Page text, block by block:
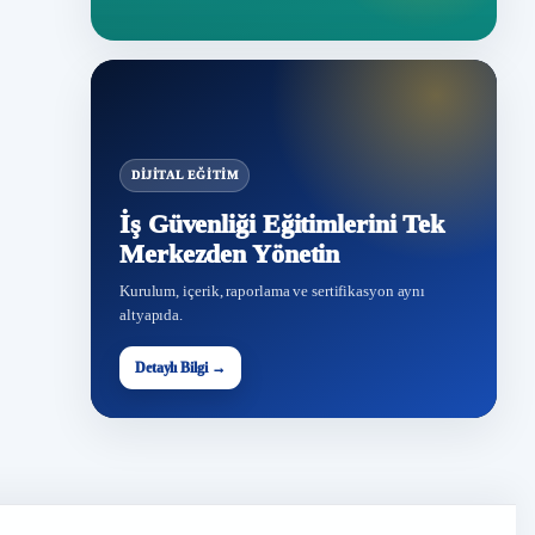
DIJITAL EĞITIM
İş Güvenliği Eğitimlerini Tek
Merkezden Yönetin
Kurulum, içerik, raporlama ve sertifikasyon aynı
altyapıda.
Detaylı Bilgi →